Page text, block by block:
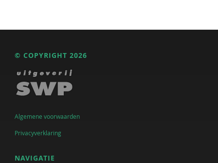
© COPYRIGHT 2026
Algemene voorwaarden
Privacyverklaring
NAVIGATIE